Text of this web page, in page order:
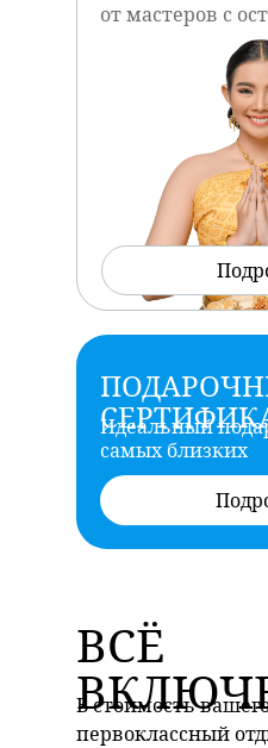
Идеальный
самых близких
от мастеров с
ВСЁ
В стоимость
первоклассный